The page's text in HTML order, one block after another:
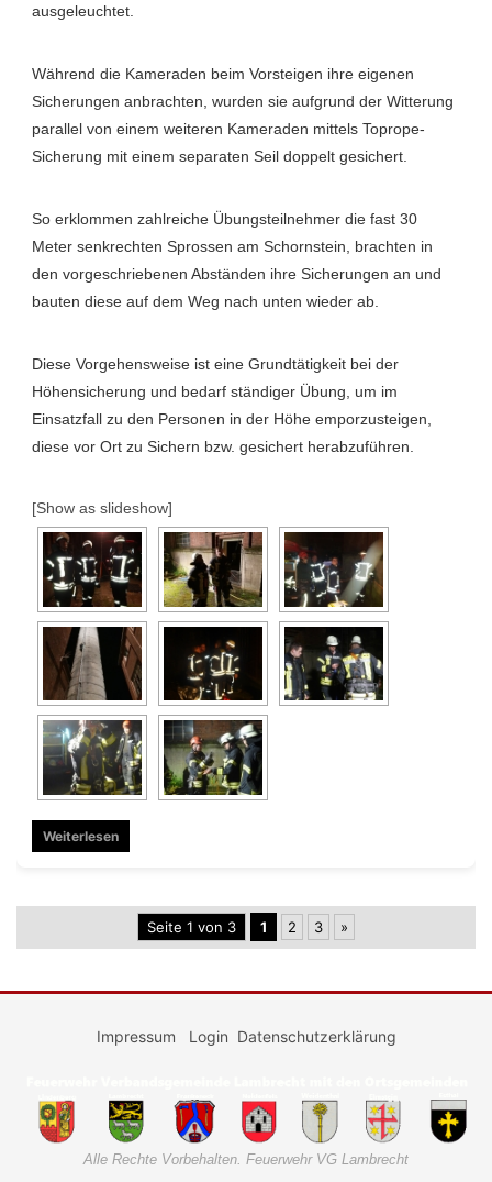
ausgeleuchtet.
Während die Kameraden beim Vorsteigen ihre eigenen
Sicherungen anbrachten, wurden sie aufgrund der Witterung
parallel von einem weiteren Kameraden mittels Toprope-
Sicherung mit einem separaten Seil doppelt gesichert.
So erklommen zahlreiche Übungsteilnehmer die fast 30
Meter senkrechten Sprossen am Schornstein, brachten in
den vorgeschriebenen Abständen ihre Sicherungen an und
bauten diese auf dem Weg nach unten wieder ab.
Diese Vorgehensweise ist eine Grundtätigkeit bei der
Höhensicherung und bedarf ständiger Übung, um im
Einsatzfall zu den Personen in der Höhe emporzusteigen,
diese vor Ort zu Sichern bzw. gesichert herabzuführen.
[Show as slideshow]
Weiterlesen
Seite 1 von 3 1 2 3 »
Impressum Login Datenschutzerklärung
Alle Rechte Vorbehalten. Feuerwehr VG Lambrecht